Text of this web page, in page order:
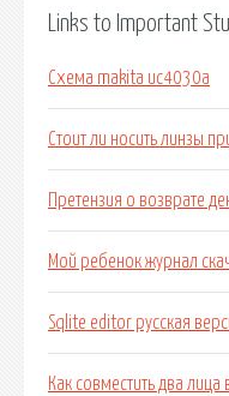
Links to Important
Схема makita uc4030a
Стоит ли носить линзы
Претензия о возврате
Мой ребенок журнал
Sqlite editor русская
Как совместить два лица